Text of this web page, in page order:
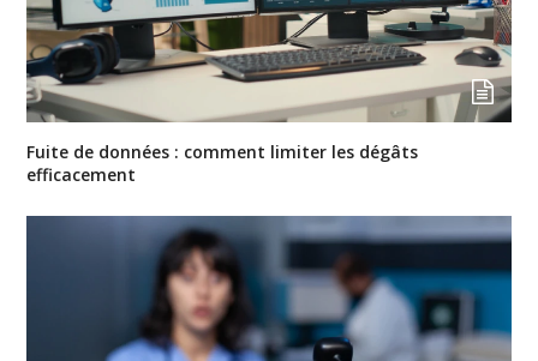
Fuite de données : comment limiter les dégâts
efficacement